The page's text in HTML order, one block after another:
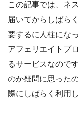
この記事では、ネ
届いてからしばら
要するに人柱にな
アフェリエイトプ
るサービスなので
のか疑問に思った
際にしばらく利用